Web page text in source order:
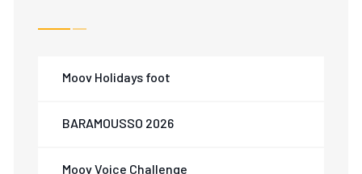
Moov Holidays foot
BARAMOUSSO 2026
Moov Voice Challenge